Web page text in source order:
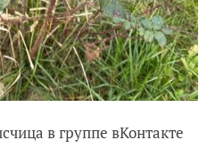
в группе вКонтакте